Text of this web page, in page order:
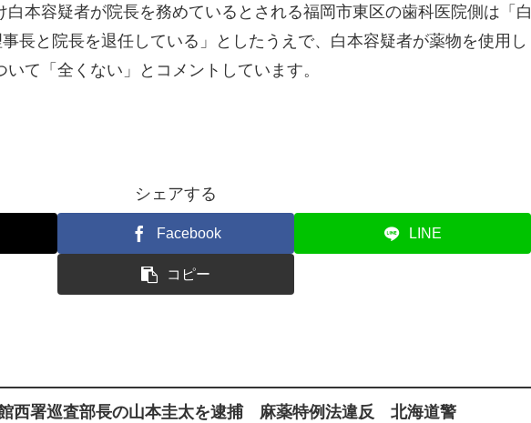
本容疑者が院長を務めているとされる福岡市東区の歯科医院側は「白
長と院長を退任している」としたうえで、白本容疑者が薬物を使用し
て「全くない」とコメントしています。
シェアする
Facebook LINE
コピー
西署巡査部長の山本圭太を逮捕 麻薬特例法違反 北海道警